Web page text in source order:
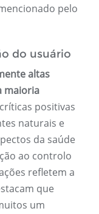
pelo
do usuário
altas
maioria
positivas
naturais e
da saúde
ao controlo
refletem a
que
um